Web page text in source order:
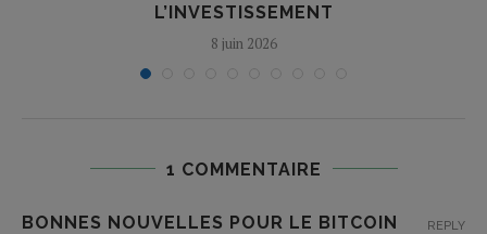
L’INVESTISSEMENT
8 juin 2026
1 COMMENTAIRE
BONNES NOUVELLES POUR LE BITCOIN REPLY